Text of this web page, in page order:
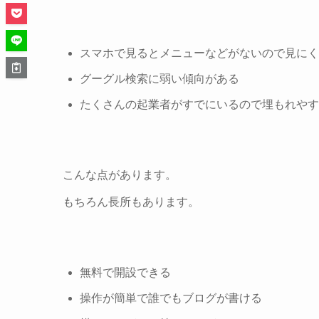
スマホで見るとメニューなどがないので見に
グーグル検索に弱い傾向がある
たくさんの起業者がすでにいるので埋もれや
こんな点があります。
もちろん長所もあります。
無料で開設できる
操作が簡単で誰でもブログが書ける